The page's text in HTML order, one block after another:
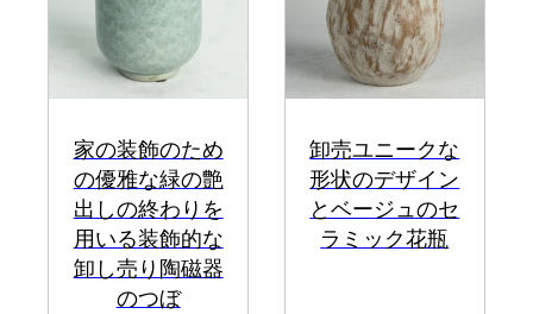
家の装飾のため
の優雅な緑の艶
出しの終わりを
用いる装飾的な
卸し売り陶磁器
のつぼ
卸売ユニークな
形状のデザイン
とベージュのセ
ラミック花瓶